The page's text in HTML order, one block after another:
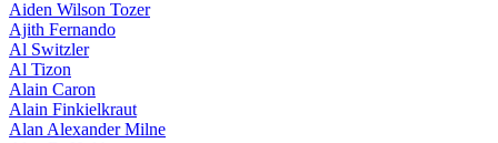
Aiden Wilson Tozer
Ajith Fernando
Al Switzler
Al Tizon
Alain Caron
Alain Finkielkraut
Alan Alexander Milne